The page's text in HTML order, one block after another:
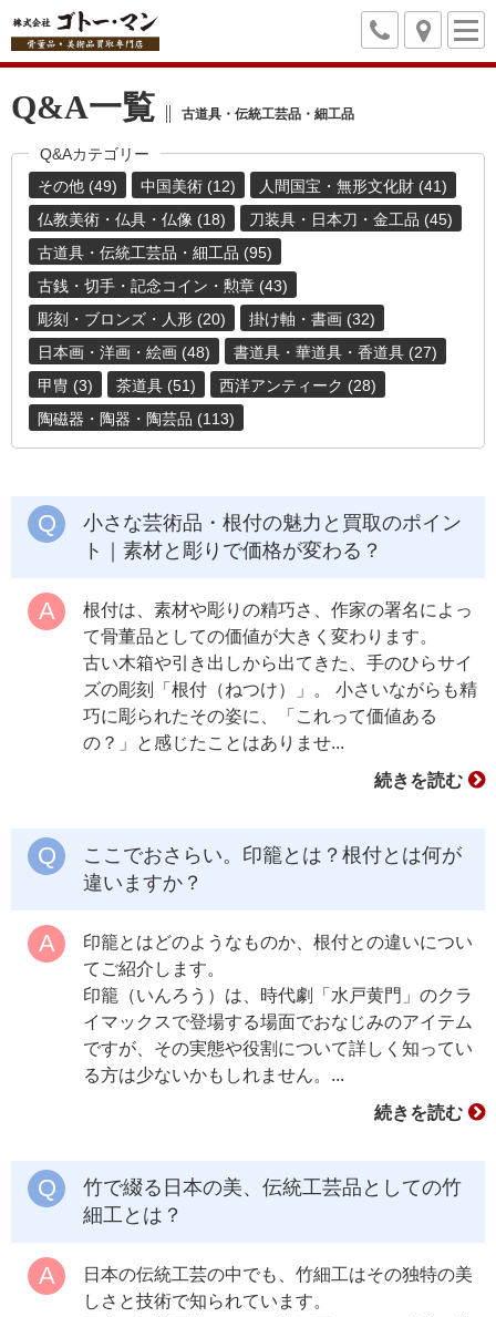
Q&A一覧 古道具・伝統工芸品・細工品
Q&Aカテゴリー
その他 (49)
中国美術 (12)
人間国宝・無形文化財 (41)
仏教美術・仏具・仏像 (18)
刀装具・日本刀・金工品 (45)
古道具・伝統工芸品・細工品 (95)
古銭・切手・記念コイン・勲章 (43)
彫刻・ブロンズ・人形 (20)
掛け軸・書画 (32)
日本画・洋画・絵画 (48)
書道具・華道具・香道具 (27)
甲冑 (3)
茶道具 (51)
西洋アンティーク (28)
陶磁器・陶器・陶芸品 (113)
小さな芸術品・根付の魅力と買取のポイン
ト｜素材と彫りで価格が変わる？
根付は、素材や彫りの精巧さ、作家の署名によっ
て骨董品としての価値が大きく変わります。
古い木箱や引き出しから出てきた、手のひらサイ
ズの彫刻「根付（ねつけ）」。 小さいながらも精
巧に彫られたその姿に、「これって価値ある
の？」と感じたことはありませ...
続きを読む
ここでおさらい。印籠とは？根付とは何が
違いますか？
印籠とはどのようなものか、根付との違いについ
てご紹介します。
印籠（いんろう）は、時代劇「水戸黄門」のクラ
イマックスで登場する場面でおなじみのアイテム
ですが、その実態や役割について詳しく知ってい
る方は少ないかもしれません。...
続きを読む
竹で綴る日本の美、伝統工芸品としての竹
細工とは？
日本の伝統工芸の中でも、竹細工はその独特の美
しさと技術で知られています。